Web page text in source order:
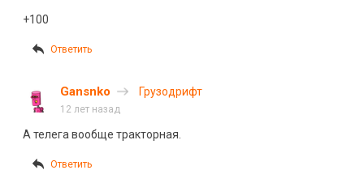
+100
Ответить
Gansnko Грузодрифт
12 лет назад
А телега вообще тракторная.
Ответить